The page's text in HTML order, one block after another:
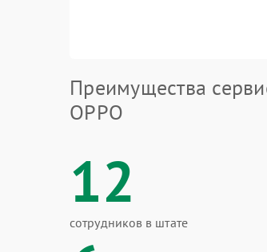
Преимущества
OPPO
12
сотрудников в штате